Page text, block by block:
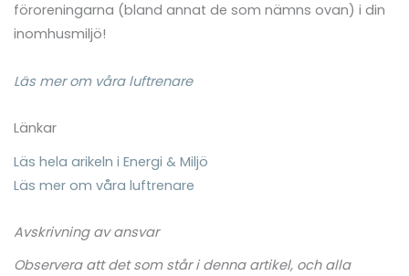
föroreningarna (bland annat de som nämns ovan) i din
inomhusmiljö!
Läs mer om våra luftrenare
Länkar
Läs hela arikeln i Energi & Miljö
Läs mer om våra luftrenare
Avskrivning av ansvar
Observera att det som står i denna artikel, och alla